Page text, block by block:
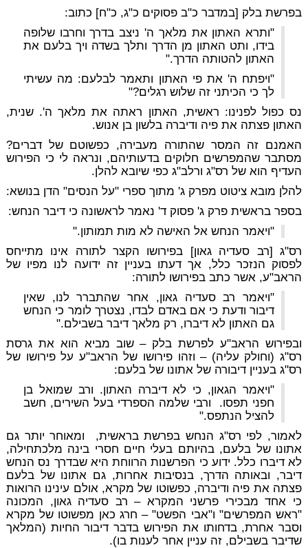
בפרשת בלק [במדבר כ"ב פסוקים כ"ג, כ"ח] כתוב:
"ותרא האתון את מלאך ה' ניצב בדרך וחרבו שלופה
בידו, ותט האתון מן הדרך ותלך בשדה ויך בלעם את
האתון להטותה הדרך."
"ויפתח ה' את פי האתון ותאמר לבלעם: מה עשיתי
לך כי הכיתני זה שלוש רגלים?"
נס כפול לפנינו: ראשית, האתון ראתה את מלאך ה'. שנית,
האתון פצתה את פיה ודיברה בלשון בן אנוש.
האמנם זה המסר שהתורה מעבירה, כפשוטם של דברים?
מסתבר שהמפרשים חלוקים בדעותיהם, ונראה לי כי הפירוש
העדיף הוא של רס"ג ורלב"ג כפי שיובא להלן.
להלן מובא ציטוט מפרק ג' מתוך ספרי "על הנסים" הדן בנושא:
בספר בראשית פרק ג' פסוק ד' נאמר לראשונה כי דיבר הנחש:
"ויאמר הנחש אל האישה לא מות תמותון."
רס"ג [רב סעדיה גאון] בפירושו הקצר לתורה אינו מתייחס
לפסוק הנזכר כלל, אך דעתו בעניין זה ידועה לנו מפיו של
הראב"ע, אשר כתב בפירושו לתורה:
"ויאמר רב סעדיה גאון, אחר שהתברר לנו, שאין
דיבור ודעת כי אם באדם לבדו, נצטרך לומר כי הנחש
גם האתון לא דיברו, רק מלאך דיבר בשבילם."
ובפירוש הראב"ע לפרשת בלק – שוב מביא הוא את גרסת
רס"ג (וחולק עליה) – וזהו פירושו של הראב"ע על פירושו של
רס"ג בעניין דיבורה של אתונו של בלעם:
"ויאמר הגאון, כי לא דיברה האתון. ורב שמואל בן
חפני תפסו. ורבי שלמה הספרדי בעל השירים, חשב
להציל הנתפס."
לאמור, לפי רס"ג הנחש בפרשת בראשית, ומאוחר יותר גם
אתונו של בלעם, בהיותם בעלי חיים חסרי בינה מלכתחילה,
לא דיברו כלל. ידוע כי הפרשנות הרווחת היא שבדרך נס הנחש
דיבר, ובאותה הדרך, בנסיבות אחרות, גם אתונו של בלעם
פצתה את פיה ודיברה, כפשוטו של מקרא, אולם עינינו הרואות
כי אחד מבכירי פרשני המקרא – רב סעדיה גאון, המכונה
"ראש המפרשים" ו"אבי הפשט" – חרג כאן מפשוטו של מקרא
וסבר אחרת, בדחותו את הפירוש בדבר דיבור החיות (המלאך
שדיבר בשבילם, זה עניין אחר לענות בו).